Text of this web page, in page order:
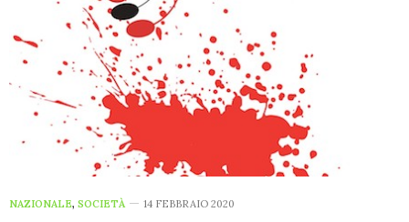
NAZIONALE, SOCIETÀ 14 FEBBRAIO 2020